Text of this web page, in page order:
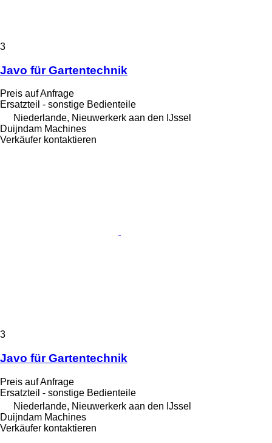
3
Javo für Gartentechnik
Preis auf Anfrage
Ersatzteil - sonstige Bedienteile
Niederlande, Nieuwerkerk aan den IJssel
Duijndam Machines
Verkäufer kontaktieren
3
Javo für Gartentechnik
Preis auf Anfrage
Ersatzteil - sonstige Bedienteile
Niederlande, Nieuwerkerk aan den IJssel
Duijndam Machines
Verkäufer kontaktieren